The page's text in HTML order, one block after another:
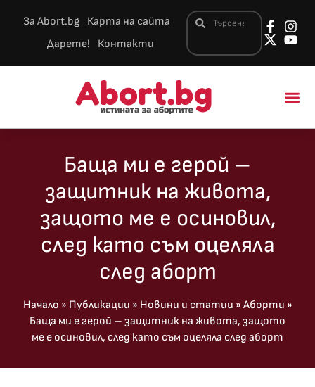
За Abort.bg
Карта на сайта
Дарете!
Контакти
Баща ми е герой –
защитник на живота,
защото ме е осиновил,
след като съм оцеляла
след аборт
Начало » Публикации » Новини и статии » Аборти »
Баща ми е герой – защитник на живота, защото
ме е осиновил, след като съм оцеляла след аборт